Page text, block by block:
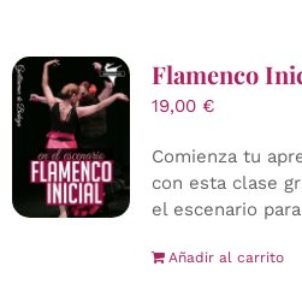
Flamenco
19,00 €
Comienza tu
con esta clase
el escenario
Añadir al carrito